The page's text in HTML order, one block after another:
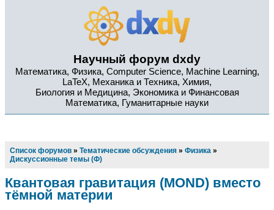
Научный форум dxdy
Математика, Физика, Computer Science, Machine Learning,
LaTeX, Механика и Техника, Химия,
Биология и Медицина, Экономика и Финансовая
Математика, Гуманитарные науки
Список форумов » Тематические обсуждения » Физика »
Дискуссионные темы (Ф)
Квантовая гравитация (MOND) вместо
тёмной материи